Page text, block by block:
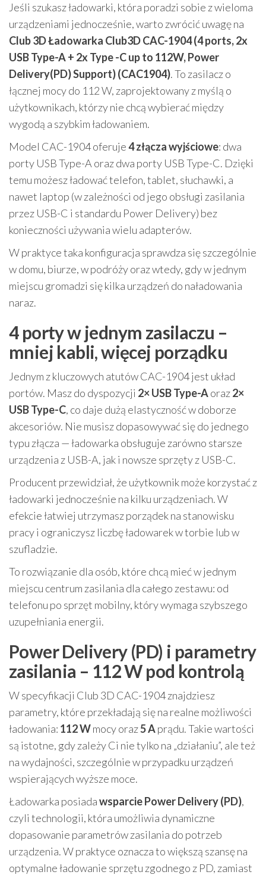
Jeśli szukasz ładowarki, która poradzi sobie z wieloma
urządzeniami jednocześnie, warto zwrócić uwagę na
Club 3D Ładowarka Club3D CAC-1904 (4 ports, 2x
USB Type-A + 2x Type -C up to 112W, Power
Delivery(PD) Support) (CAC1904). To zasilacz o
łącznej mocy do 112 W, zaprojektowany z myślą o
użytkownikach, którzy nie chcą wybierać między
wygodą a szybkim ładowaniem.
Model CAC-1904 oferuje4 złącza wyjściowe: dwa
porty USB Type-A oraz dwa porty USB Type-C. Dzięki
temu możesz ładować telefon, tablet, słuchawki, a
nawet laptop (w zależności od jego obsługi zasilania
przez USB-C i standardu Power Delivery) bez
konieczności używania wielu adapterów.
W praktyce taka konfiguracja sprawdza się szczególnie
w domu, biurze, w podróży oraz wtedy, gdy w jednym
miejscu gromadzi się kilka urządzeń do naładowania
naraz.
4 porty w jednym zasilaczu –
mniej kabli, więcej porządku
Jednym z kluczowych atutów CAC-1904 jest układ
portów. Masz do dyspozycji 2× USB Type-Aoraz2×
USB Type-C, co daje dużą elastyczność w doborze
akcesoriów. Nie musisz dopasowywać się do jednego
typu złącza — ładowarka obsługuje zarówno starsze
urządzenia z USB-A, jak i nowsze sprzęty z USB-C.
Producent przewidział, że użytkownik może korzystać z
ładowarki jednocześnie na kilku urządzeniach. W
efekcie łatwiej utrzymasz porządek na stanowisku
pracy i ograniczysz liczbę ładowarek w torbie lub w
szufladzie.
To rozwiązanie dla osób, które chcą mieć w jednym
miejscu centrum zasilania dla całego zestawu: od
telefonu po sprzęt mobilny, który wymaga szybszego
uzupełniania energii.
Power Delivery (PD) i parametry
zasilania – 112 W pod kontrolą
W specyfikacji Club 3D CAC-1904 znajdziesz
parametry, które przekładają się na realne możliwości
ładowania: 112 Wmocy oraz5 Aprądu. Takie wartości
są istotne, gdy zależy Ci nie tylko na „działaniu”, ale też
na wydajności, szczególnie w przypadku urządzeń
wspierających wyższe moce.
Ładowarka posiadawsparcie Power Delivery (PD),
czyli technologii, która umożliwia dynamiczne
dopasowanie parametrów zasilania do potrzeb
urządzenia. W praktyce oznacza to większą szansę na
optymalne ładowanie sprzętu zgodnego z PD, zamiast